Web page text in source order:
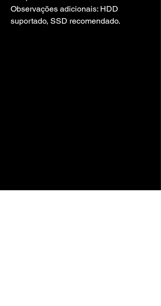
Observações adicionais: HDD
suportado, SSD recomendado.